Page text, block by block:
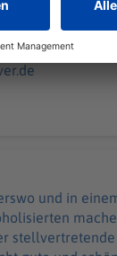
am Main.
WERBUNG Hier
Ihr möchtet
und in